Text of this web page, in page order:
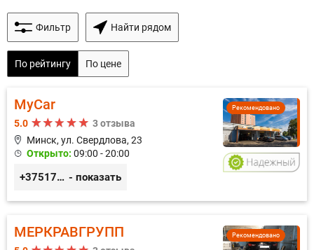
Фильтр Найти рядом
По рейтингу По цене
Рекомендовано
MyCar
5.0
3 отзыва
Минск, ул. Свердлова, 23
Открыто: 09:00 - 20:00
+375173212443 - показать
Рекомендовано
МЕРКРАВГРУПП